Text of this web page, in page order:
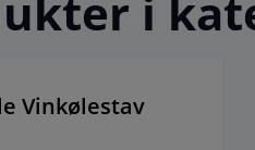
i
Vinkølestav